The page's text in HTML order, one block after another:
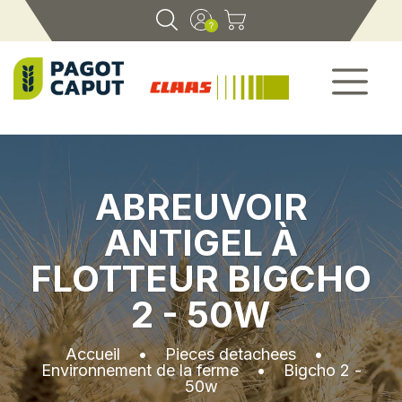
ABREUVOIR
ANTIGEL À
FLOTTEUR BIGCHO
2 - 50W
Accueil •Pieces detachees •
Environnement de la ferme•Bigcho 2 -
50w